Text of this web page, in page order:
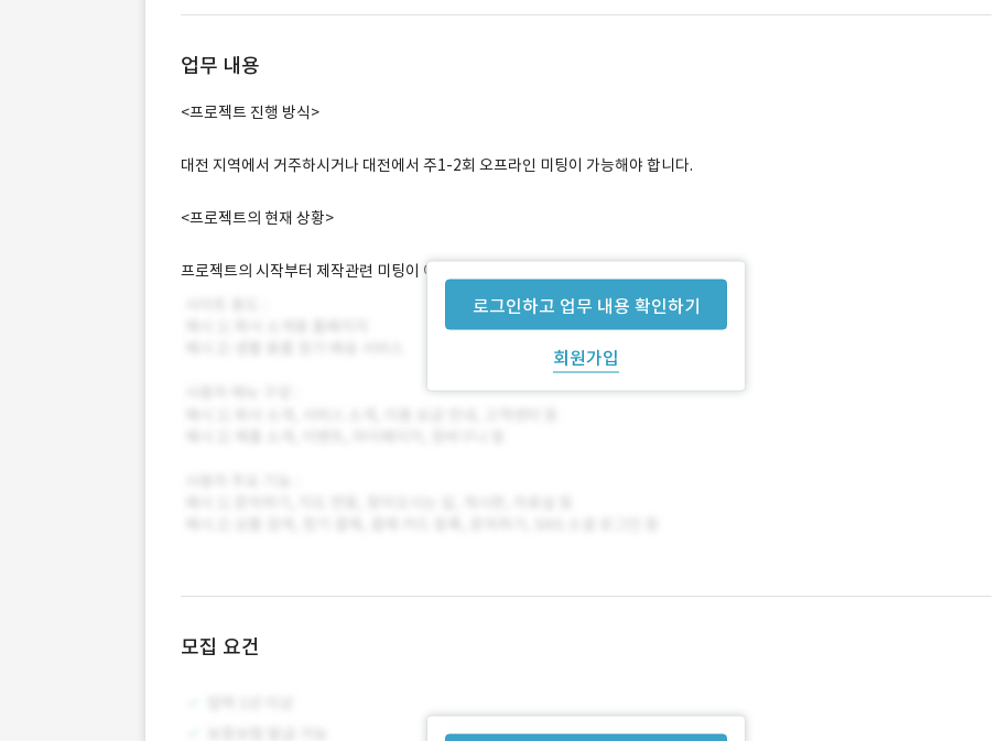
업무 내용
로그인하고 업무 내용 확인하기
회원가입
<프로젝트 진행 방식>
대전 지역에서 거주하시거나 대전에서 주1-2회 오프라인 미팅이 가능해야 합니다.
<프로젝트의 현재 상황>
프로젝트의 시작부터 제작관련 미팅이 이루어 져야 합니다.
모집 요건